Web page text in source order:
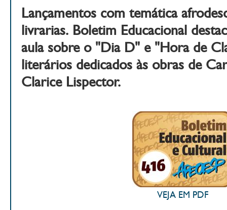
Lançamentos com temática
livrarias. Boletim Educacional
aula sobre o "Dia D" e "Hora de
literários dedicados às obras de
Clarice Lispector.
VEJA EM PDF